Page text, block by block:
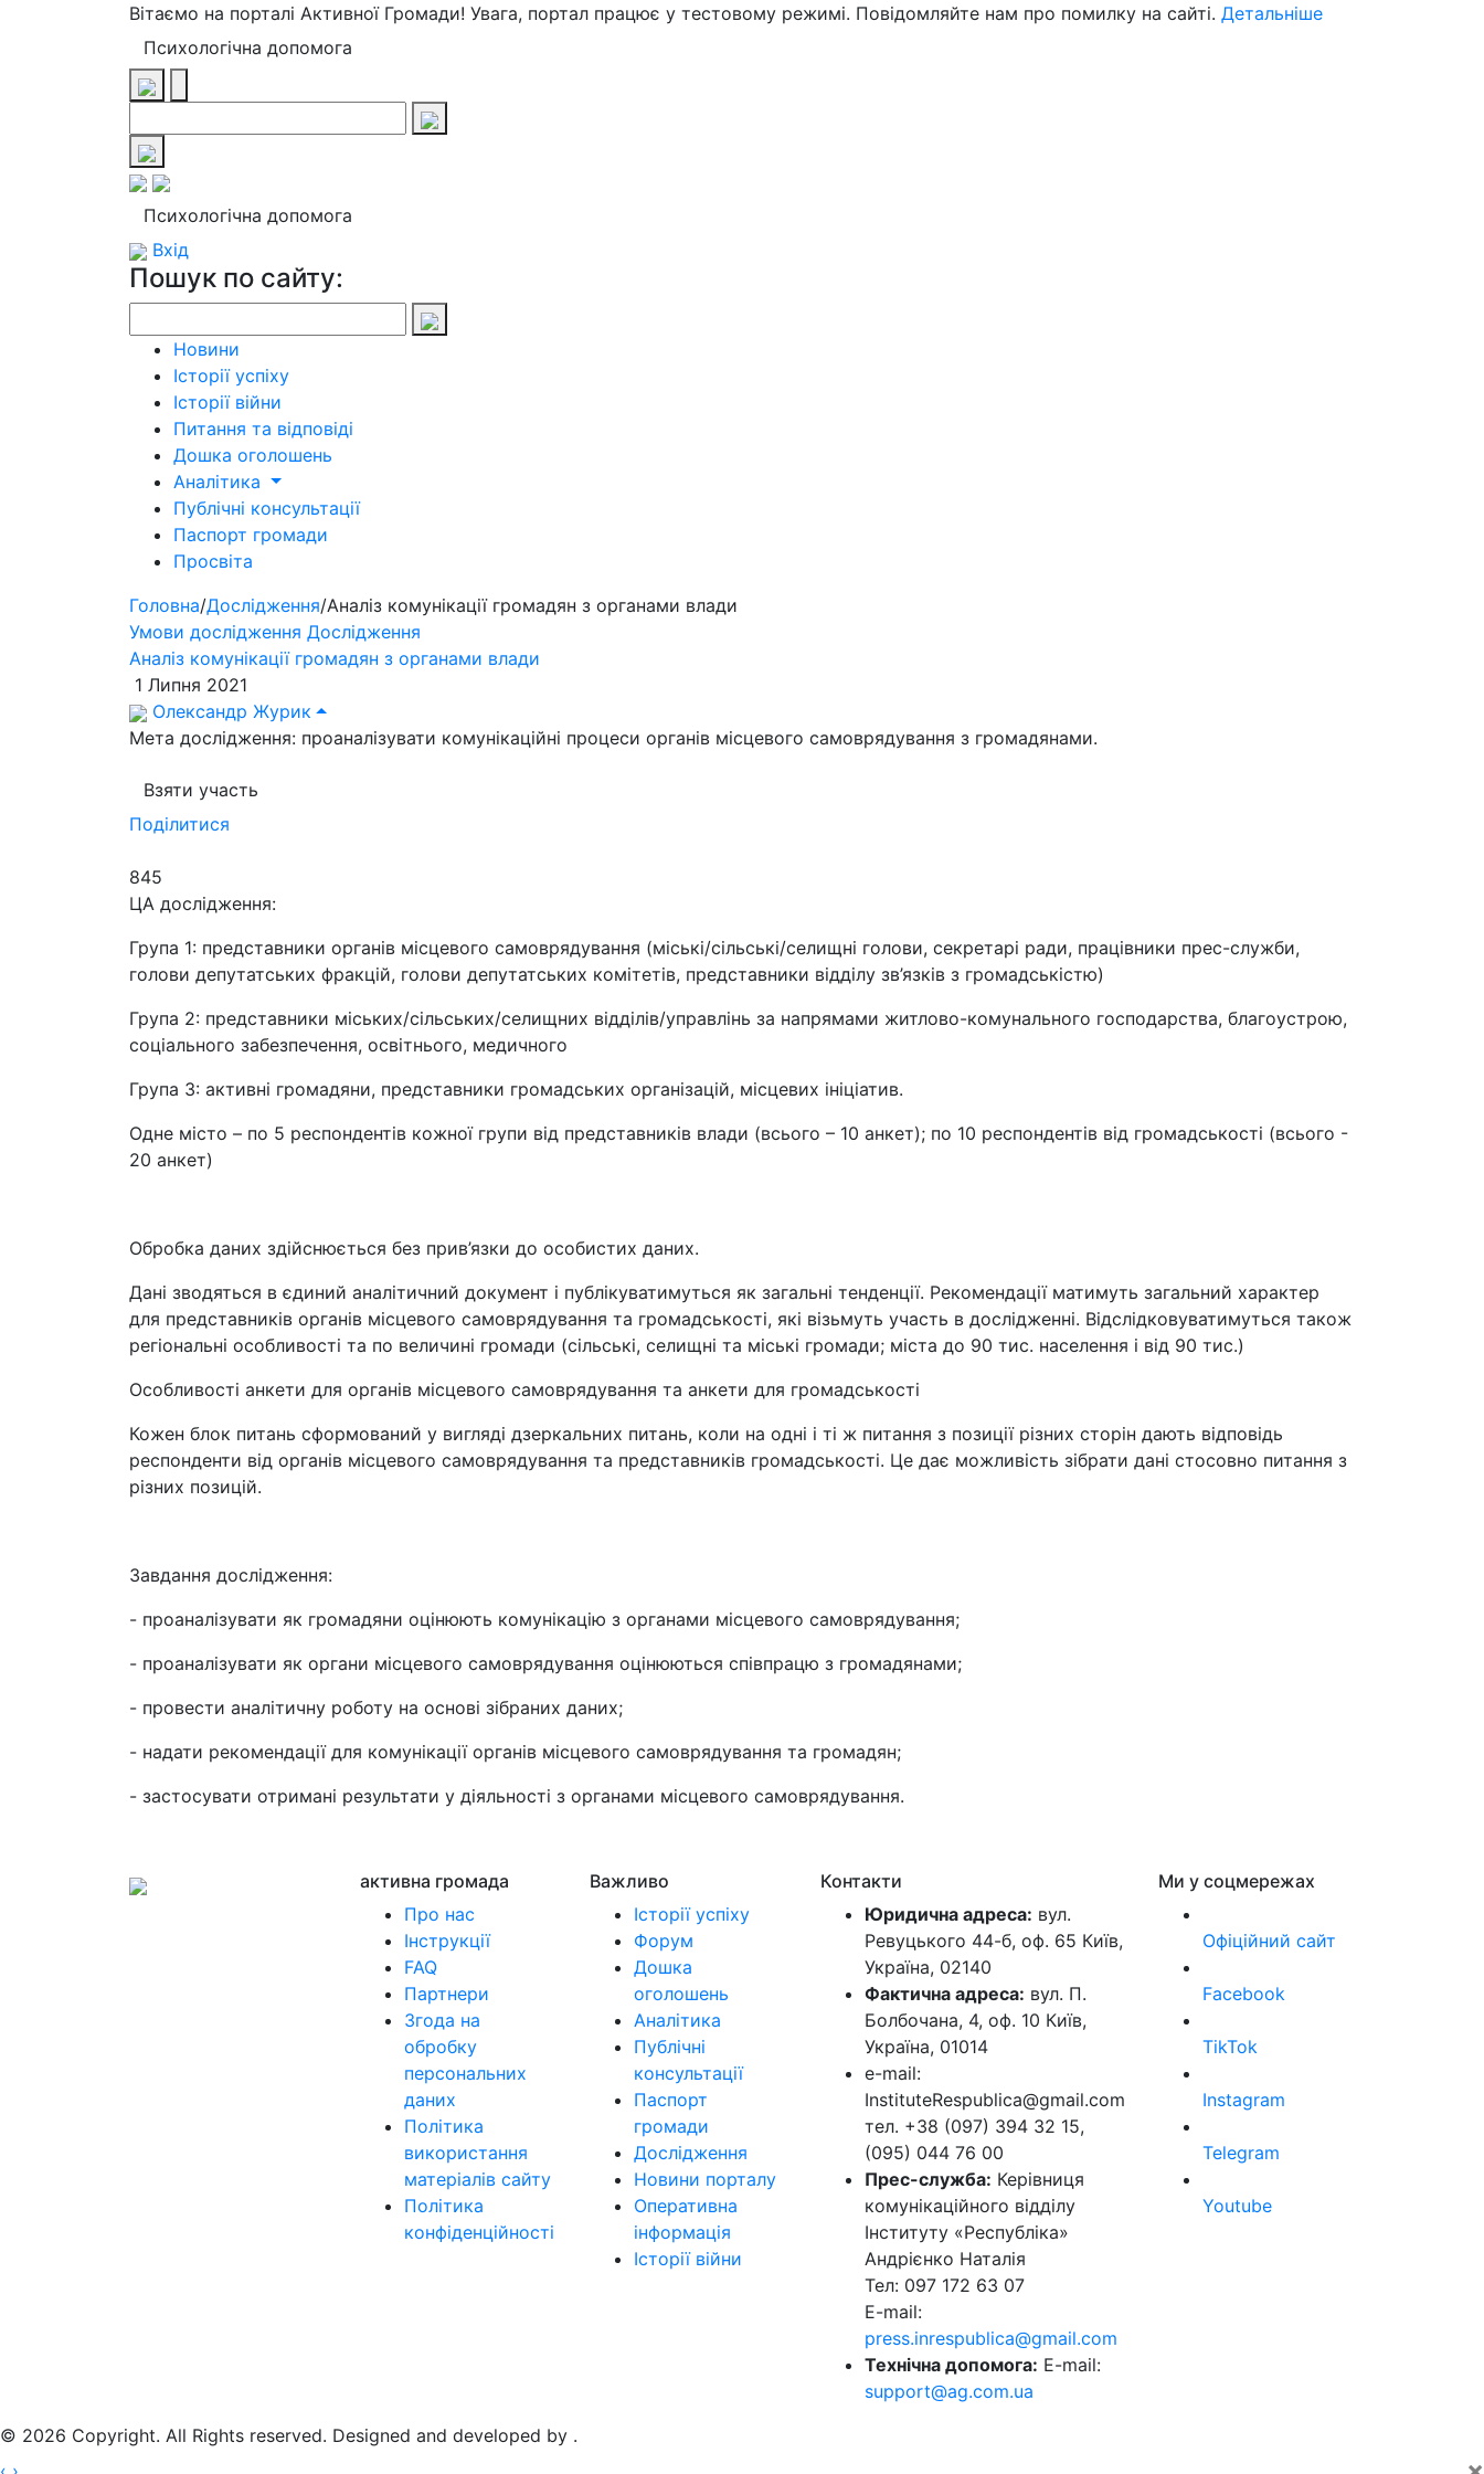
Вітаємо на порталі Активної Громади! Увага, портал працює у тестовому режимі. Повідомляйте нам про помилку на сайті. Детальніше
Психологічна допомога
Психологічна допомога
Вхід
Пошук по сайту:
Новини
Історії успіху
Історії війни
Питання та відповіді
Дошка оголошень
Аналітика
Публічні консультації
Паспорт громади
Просвіта
Головна/Дослідження/Аналіз комунікації громадян з органами влади
Умови дослідження Дослідження
Аналіз комунікації громадян з органами влади
1 Липня 2021
Олександр Журик
Мета дослідження: проаналізувати комунікаційні процеси органів місцевого самоврядування з громадянами.
Взяти участь
Поділитися
845
ЦА дослідження:
Група 1: представники органів місцевого самоврядування (міські/сільські/селищні голови, секретарі ради, працівники прес-служби,
голови депутатських фракцій, голови депутатських комітетів, представники відділу зв’язків з громадськістю)
Група 2: представники міських/сільських/селищних відділів/управлінь за напрямами житлово-комунального господарства, благоустрою,
соціального забезпечення, освітнього, медичного
Група 3: активні громадяни, представники громадських організацій, місцевих ініціатив.
Одне місто – по 5 респондентів кожної групи від представників влади (всього – 10 анкет); по 10 респондентів від громадськості (всього -
20 анкет)
Обробка даних здійснюється без прив’язки до особистих даних.
Дані зводяться в єдиний аналітичний документ і публікуватимуться як загальні тенденції. Рекомендації матимуть загальний характер
для представників органів місцевого самоврядування та громадськості, які візьмуть участь в дослідженні. Відслідковуватимуться також
регіональні особливості та по величині громади (сільські, селищні та міські громади; міста до 90 тис. населення і від 90 тис.)
Особливості анкети для органів місцевого самоврядування та анкети для громадськості
Кожен блок питань сформований у вигляді дзеркальних питань, коли на одні і ті ж питання з позиції різних сторін дають відповідь
респонденти від органів місцевого самоврядування та представників громадськості. Це дає можливість зібрати дані стосовно питання з
різних позицій.
Завдання дослідження:
- проаналізувати як громадяни оцінюють комунікацію з органами місцевого самоврядування;
- проаналізувати як органи місцевого самоврядування оцінюються співпрацю з громадянами;
- провести аналітичну роботу на основі зібраних даних;
- надати рекомендації для комунікації органів місцевого самоврядування та громадян;
- застосувати отримані результати у діяльності з органами місцевого самоврядування.
активна громада
Про нас
Інструкції
FAQ
Партнери
Згода на
обробку
персональних
даних
Політика
використання
матеріалів сайту
Політика
конфіденційності
Важливо
Історії успіху
Форум
Дошка
оголошень
Аналітика
Публічні
консультації
Паспорт
громади
Дослідження
Новини порталу
Оперативна
інформація
Історії війни
Контакти
Юридична адреса: вул.
Ревуцького 44-б, оф. 65 Київ,
Україна, 02140
Фактична адреса: вул. П.
Болбочана, 4, оф. 10 Київ,
Україна, 01014
e-mail:
InstituteRespublica@gmail.com
тел. +38 (097) 394 32 15,
(095) 044 76 00
Прес-служба: Керівниця
комунікаційного відділу
Інституту «Республіка»
Андрієнко Наталія
Тел: 097 172 63 07
E-mail:
press.inrespublica@gmail.com
Технічна допомога: E-mail:
support@ag.com.ua
Ми у соцмережах
Офіційний сайт
Facebook
TikTok
Instagram
Telegram
Youtube
© 2026 Copyright. All Rights reserved. Designed and developed by .